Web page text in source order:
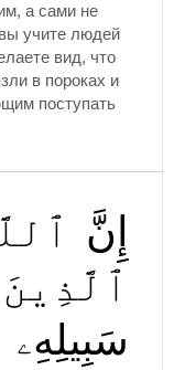
а сами не
учите людей
вид, что
в пороках и
поступать
إِنَّ
ٱلَّذِينَ
سَبِيلِهِۦ